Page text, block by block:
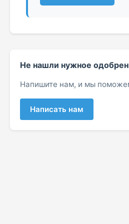
Не нашли нужное
Напишите нам, и мы
Написать нам